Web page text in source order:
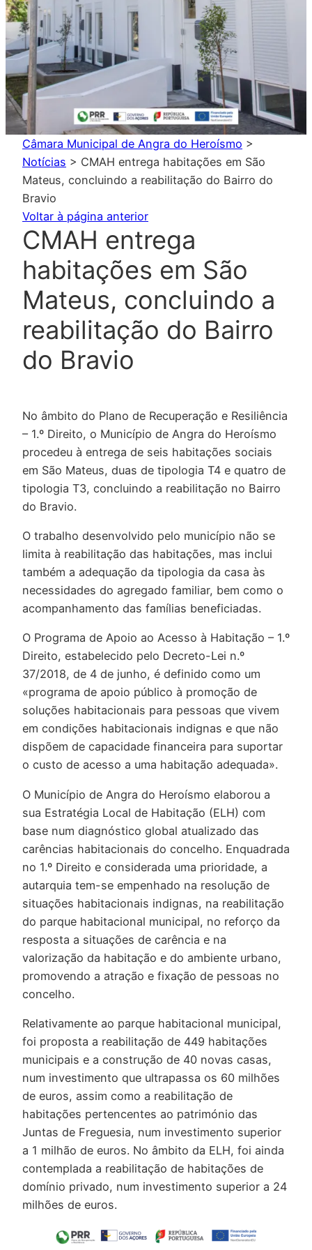
Câmara Municipal de Angra do Heroísmo >
Notícias > CMAH entrega habitações em São
Mateus, concluindo a reabilitação do Bairro do
Bravio
Voltar à página anterior
CMAH entrega
habitações em São
Mateus, concluindo a
reabilitação do Bairro
do Bravio
No âmbito do Plano de Recuperação e Resiliência
– 1.º Direito, o Município de Angra do Heroísmo
procedeu à entrega de seis habitações sociais
em São Mateus, duas de tipologia T4 e quatro de
tipologia T3, concluindo a reabilitação no Bairro
do Bravio.
O trabalho desenvolvido pelo município não se
limita à reabilitação das habitações, mas inclui
também a adequação da tipologia da casa às
necessidades do agregado familiar, bem como o
acompanhamento das famílias beneficiadas.
O Programa de Apoio ao Acesso à Habitação – 1.º
Direito, estabelecido pelo Decreto-Lei n.º
37/2018, de 4 de junho, é definido como um
«programa de apoio público à promoção de
soluções habitacionais para pessoas que vivem
em condições habitacionais indignas e que não
dispõem de capacidade financeira para suportar
o custo de acesso a uma habitação adequada».
O Município de Angra do Heroísmo elaborou a
sua Estratégia Local de Habitação (ELH) com
base num diagnóstico global atualizado das
carências habitacionais do concelho. Enquadrada
no 1.º Direito e considerada uma prioridade, a
autarquia tem-se empenhado na resolução de
situações habitacionais indignas, na reabilitação
do parque habitacional municipal, no reforço da
resposta a situações de carência e na
valorização da habitação e do ambiente urbano,
promovendo a atração e fixação de pessoas no
concelho.
Relativamente ao parque habitacional municipal,
foi proposta a reabilitação de 449 habitações
municipais e a construção de 40 novas casas,
num investimento que ultrapassa os 60 milhões
de euros, assim como a reabilitação de
habitações pertencentes ao património das
Juntas de Freguesia, num investimento superior
a 1 milhão de euros. No âmbito da ELH, foi ainda
contemplada a reabilitação de habitações de
domínio privado, num investimento superior a 24
milhões de euros.